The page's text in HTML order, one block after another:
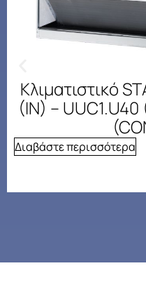
Κλιματιστικό
(IN) – UUC1.U40
Διαβάστε περισσότερα